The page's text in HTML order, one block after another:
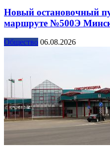
Новый остановочный
маршруте №500Э Минск
Общество 06.08.2026